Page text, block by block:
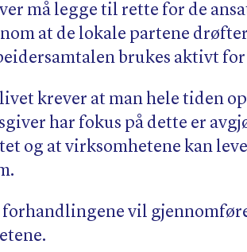
må legge til rette for de
at de lokale partene
brukes aktivt
krever at man hele tiden
har fokus på dette er
og at virksomhetene kan
forhandlingene vil